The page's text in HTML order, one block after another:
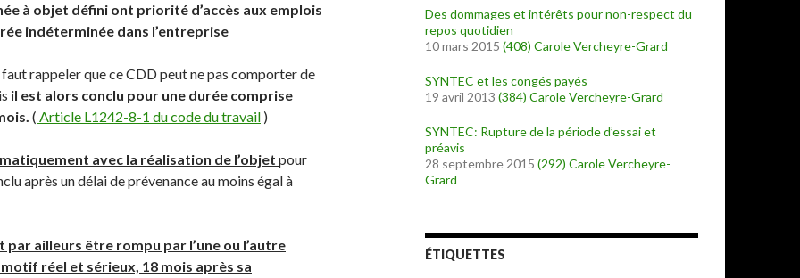
à objet défini ont priorité d’accès aux emplois
indéterminée dans l’entreprise
rappeler que ce CDD peut ne pas comporter de
il est alors conclu pour une durée comprise
( Article L1242-8-1 du code du travail )
avec la réalisation de l’objet pour
après un délai de prévenance au moins égal à
ailleurs être rompu par l’une ou l’autre
réel et sérieux, 18 mois après sa
Des dommages et intérêts pour non-respect du
repos quotidien
10 mars 2015 (408) Carole Vercheyre-Grard
SYNTEC et les congés payés
19 avril 2013 (384) Carole Vercheyre-Grard
SYNTEC: Rupture de la période d’essai et
préavis
28 septembre 2015 (292) Carole Vercheyre-
Grard
ÉTIQUETTES